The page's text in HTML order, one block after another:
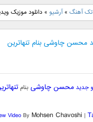
آهنگ جدید علی
لهراسبی بنام صورت
دانلود
یراحی
تک آهنگ »آرشیو »دانلود موزیک
محسن چاوشی بنام تنهاترین
جدید محسن چاوشیبنام
VideoBy Mohsen Chavoshi |